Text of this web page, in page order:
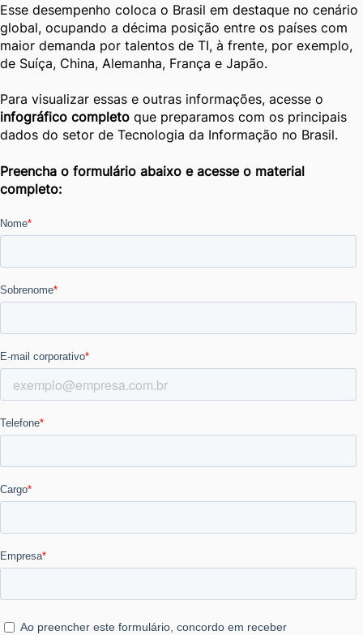
Esse desempenho coloca o Brasil em destaque no cenário
global, ocupando a décima posição entre os países com
maior demanda por talentos de TI, à frente, por exemplo,
de Suíça, China, Alemanha, França e Japão.
Para visualizar essas e outras informações, acesse o
infográfico completo que preparamos com os principais
dados do setor de Tecnologia da Informação no Brasil.
Preencha o formulário abaixo e acesse o material
completo: